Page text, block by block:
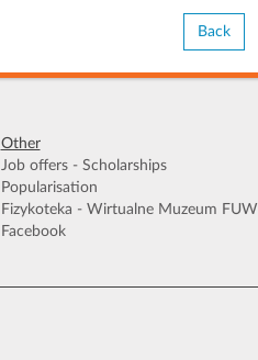
Back
Other
Job offers - Scholarships
Popularisation
Fizykoteka - Wirtualne Muzeum FUW
Facebook